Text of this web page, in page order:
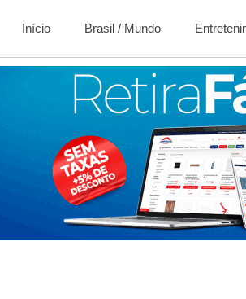
Início Brasil / Mundo